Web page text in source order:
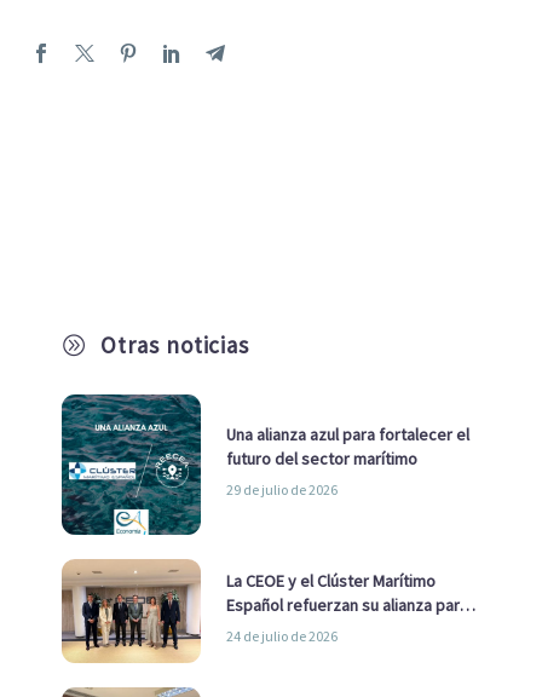
A Otras noticias
Una alianza azul para fortalecer el
futuro del sector marítimo
29 de julio de 2026
La CEOE y el Clúster Marítimo
Español refuerzan su alianza para
impulsar una estrategia Nacional
24 de julio de 2026